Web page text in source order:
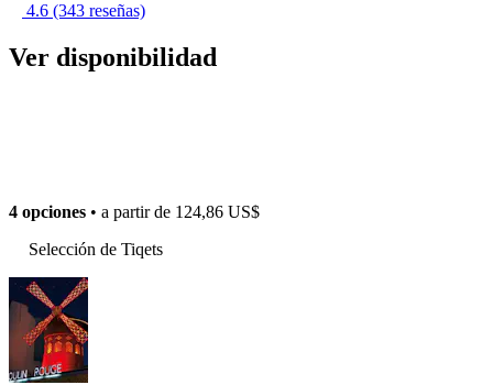
4.6 (343 reseñas)
Ver disponibilidad
4 opciones • a partir de 124,86 US$
Selección de Tiqets